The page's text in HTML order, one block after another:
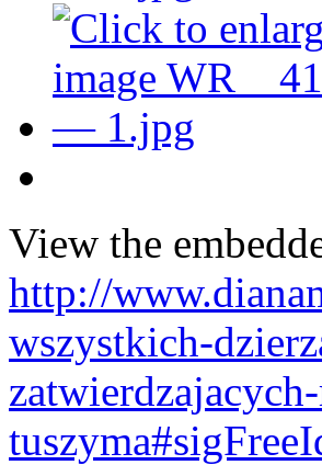
View the
http://
wszystkich-